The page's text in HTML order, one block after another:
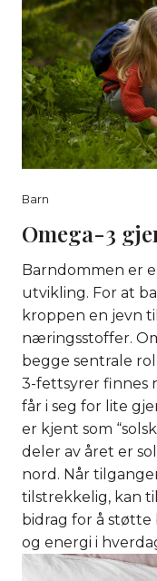
Barn
Omega-3
Barndommen er
utvikling. For at
kroppen en jevn
næringsstoffer.
begge sentrale
3-fettsyrer finnes
får i seg for lite
er kjent som
deler av året er
nord. Når
tilstrekkelig, kan
bidrag for å støtte
og energi i